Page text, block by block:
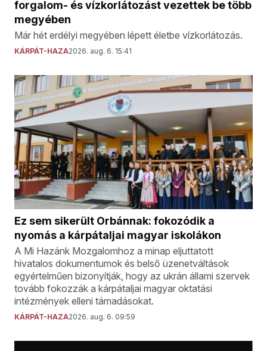
forgalom- és vízkorlátozást vezettek be több
megyében
Már hét erdélyi megyében lépett életbe vízkorlátozás.
KÁRPÁT-HAZA2026. aug. 6. 15:41
Ez sem sikerült Orbánnak: fokozódik a
nyomás a kárpátaljai magyar iskolákon
A Mi Hazánk Mozgalomhoz a minap eljuttatott
hivatalos dokumentumok és belső üzenetváltások
egyértelműen bizonyítják, hogy az ukrán állami szervek
tovább fokozzák a kárpátaljai magyar oktatási
intézmények elleni támadásokat.
KÁRPÁT-HAZA2026. aug. 6. 09:59